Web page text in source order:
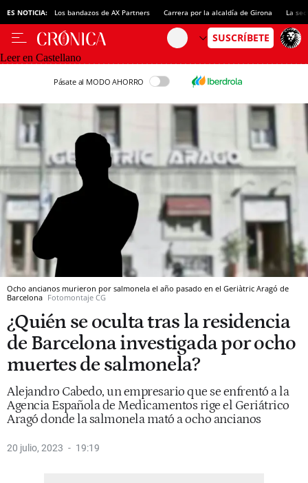
ES NOTICIA: Los bandazos de AX Partners Carrera por la alcaldía de Girona La
Leer en Castellano
Pásate al MODO AHORRO
Ocho ancianos murieron por salmonela el año pasado en el Geriàtric Aragó de
Barcelona Fotomontaje CG
¿Quién se oculta tras la residencia
de Barcelona investigada por ocho
muertes de salmonela?
Alejandro Cabedo, un empresario que se enfrentó a la
Agencia Española de Medicamentos rige el Geriátrico
Aragó donde la salmonela mató a ocho ancianos
20 julio, 2023 19:19